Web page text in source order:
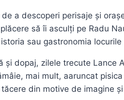
a descoperi perisaje și
să îi asculți pe Radu
sau gastronomia
și dopaj, zilele trecute Lance
mai mult, aaruncat
din motive de imagine